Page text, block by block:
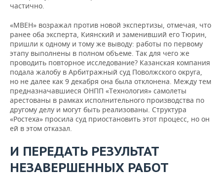
частично.
«МВЕН» возражал против новой экспертизы, отмечая, что
ранее оба эксперта, Киянский и заменивший его Тюрин,
пришли к одному и тому же выводу: работы по первому
этапу выполнены в полном объеме. Так для чего же
проводить повторное исследование? Казанская компания
подала жалобу в Арбитражный суд Поволжского округа,
но не далее как 9 декабря она была отклонена. Между тем
предназначавшиеся ОНПП «Технология» самолеты
арестованы в рамках исполнительного производства по
другому делу и могут быть реализованы. Структура
«Ростеха» просила суд приостановить этот процесс, но он
ей в этом отказал.
И ПЕРЕДАТЬ РЕЗУЛЬТАТ
НЕЗАВЕРШЕННЫХ РАБОТ